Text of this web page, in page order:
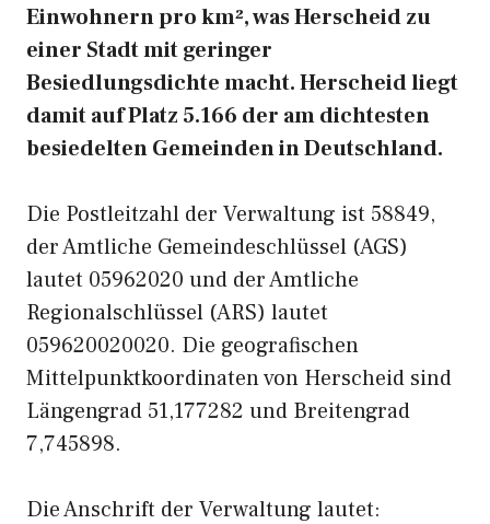
Einwohnern pro km², was Herscheid zu
einer Stadt mit geringer
Besiedlungsdichte macht. Herscheid liegt
damit auf Platz 5.166 der am dichtesten
besiedelten Gemeinden in Deutschland.
Die Postleitzahl der Verwaltung ist 58849,
der Amtliche Gemeindeschlüssel (AGS)
lautet 05962020 und der Amtliche
Regionalschlüssel (ARS) lautet
059620020020. Die geografischen
Mittelpunktkoordinaten von Herscheid sind
Längengrad 51,177282 und Breitengrad
7,745898.
Die Anschrift der Verwaltung lautet: